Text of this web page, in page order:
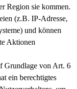
Region sie kommen.
(z.B. IP-Adresse,
und können
Aktionen
Grundlage von Art. 6
ein berechtigtes